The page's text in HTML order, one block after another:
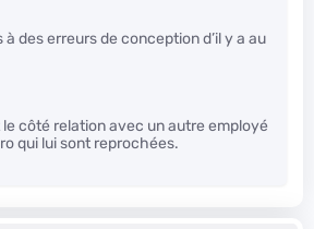
à des erreurs de conception d’il y a au
le côté relation avec un autre employé
qui lui sont reprochées.